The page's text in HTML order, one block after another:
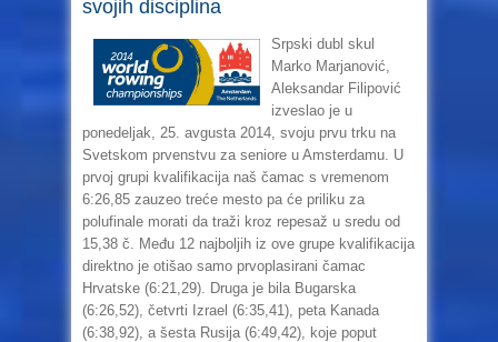
svojih disciplina
Srpski dubl skul
Marko Marjanović,
Aleksandar Filipović
izveslao je u
ponedeljak, 25. avgusta 2014, svoju prvu trku na
Svetskom prvenstvu za seniore u Amsterdamu. U
prvoj grupi kvalifikacija naš čamac s vremenom
6:26,85 zauzeo treće mesto pa će priliku za
polufinale morati da traži kroz repesaž u sredu od
15,38 č. Među 12 najboljih iz ove grupe kvalifikacija
direktno je otišao samo prvoplasirani čamac
Hrvatske (6:21,29). Druga je bila Bugarska
(6:26,52), četvrti Izrael (6:35,41), peta Kanada
(6:38,92), a šesta Rusija (6:49,42), koje poput